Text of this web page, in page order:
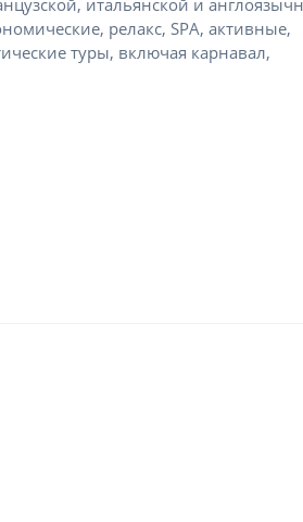
итальянской и
релакс, SPA, активные,
туры, включая карнавал,